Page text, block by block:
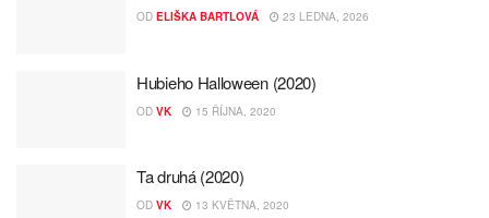
OD ELIŠKA BARTLOVÁ 23 LEDNA, 2026
Hubieho Halloween (2020)
OD VK 15 ŘÍJNA, 2020
Ta druhá (2020)
OD VK 13 KVĚTNA, 2020